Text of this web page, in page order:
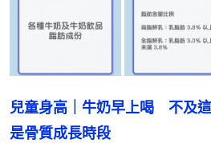
兒童身高｜牛奶早上喝　不及
是骨質成長時段